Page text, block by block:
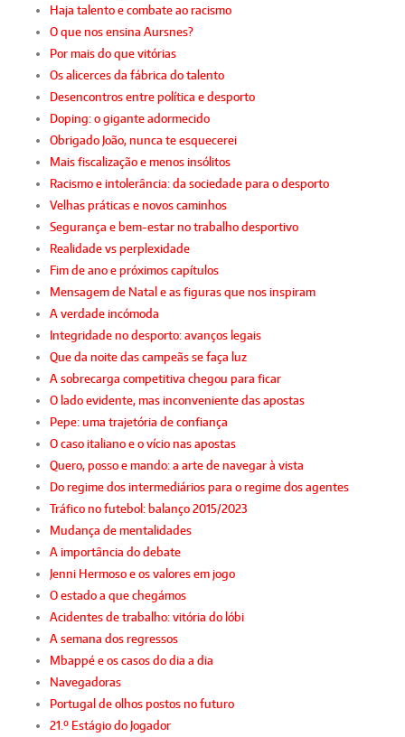
Haja talento e combate ao racismo
O que nos ensina Aursnes?
Por mais do que vitórias
Os alicerces da fábrica do talento
Desencontros entre política e desporto
Doping: o gigante adormecido
Obrigado João, nunca te esquecerei
Mais fiscalização e menos insólitos
Racismo e intolerância: da sociedade para o desporto
Velhas práticas e novos caminhos
Segurança e bem-estar no trabalho desportivo
Realidade vs perplexidade
Fim de ano e próximos capítulos
Mensagem de Natal e as figuras que nos inspiram
A verdade incómoda
Integridade no desporto: avanços legais
Que da noite das campeãs se faça luz
A sobrecarga competitiva chegou para ficar
O lado evidente, mas inconveniente das apostas
Pepe: uma trajetória de confiança
O caso italiano e o vício nas apostas
Quero, posso e mando: a arte de navegar à vista
Do regime dos intermediários para o regime dos agentes
Tráfico no futebol: balanço 2015/2023
Mudança de mentalidades
A importância do debate
Jenni Hermoso e os valores em jogo
O estado a que chegámos
Acidentes de trabalho: vitória do lóbi
A semana dos regressos
Mbappé e os casos do dia a dia
Navegadoras
Portugal de olhos postos no futuro
21.º Estágio do Jogador